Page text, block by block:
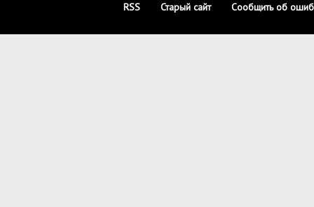
RSS Старый сайт Сообщить об